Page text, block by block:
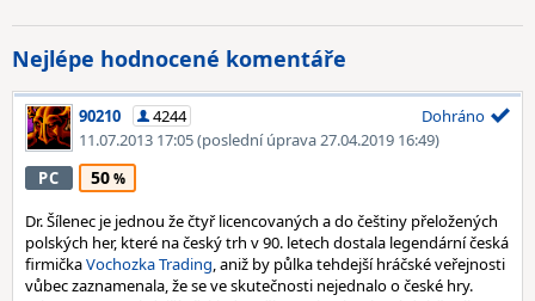
Nejlépe hodnocené komentáře
90210
4244
11.07.2013 17:05(poslední úprava 27.04.2019 16:49)
Dohráno
PC 50
Dr. Šílenec je jednou že čtyř licencovaných a do češtiny přeložených
polských her, které na český trh v 90. letech dostala legendární česká
firmičkaVochozka Trading, aniž by půlka tehdejší hráčské veřejnosti
vůbec zaznamenala, že se ve skutečnosti nejednalo o české hry.